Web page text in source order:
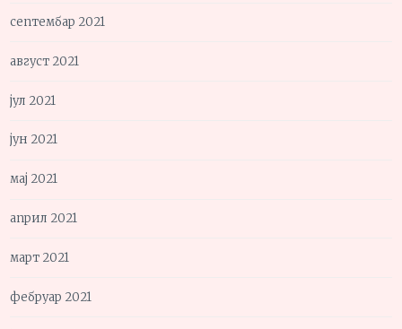
септембар 2021
август 2021
јул 2021
јун 2021
мај 2021
април 2021
март 2021
фебруар 2021